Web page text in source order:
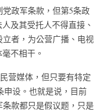
政军条款，但第5条政
及其受托人不得直接、
者，为公营广播、电视
不相干。
营媒体，但只要有特定
申设。也就是说，目前
款都只是假议题，只是